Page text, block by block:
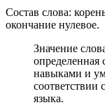
Состав слова:
окончание нулевое.
Значение
определенная
навыками и
соответствии
языка.